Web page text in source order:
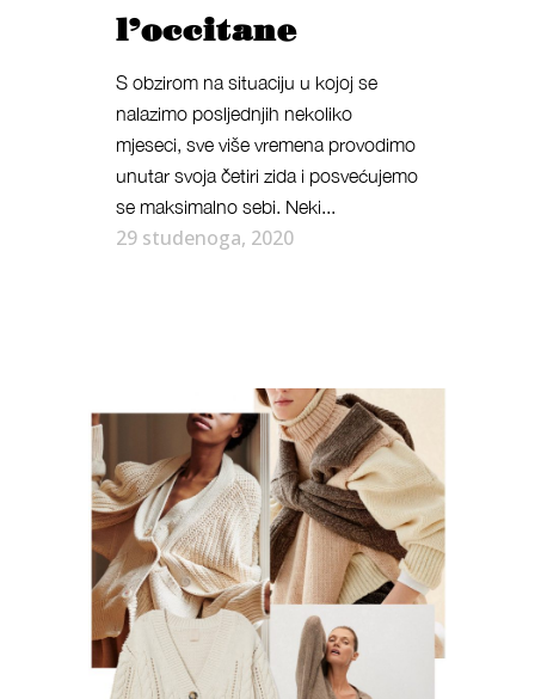
l’occitane
S obzirom na situaciju u kojoj se
nalazimo posljednjih nekoliko
mjeseci, sve više vremena provodimo
unutar svoja četiri zida i posvećujemo
se maksimalno sebi. Neki...
29 studenoga, 2020